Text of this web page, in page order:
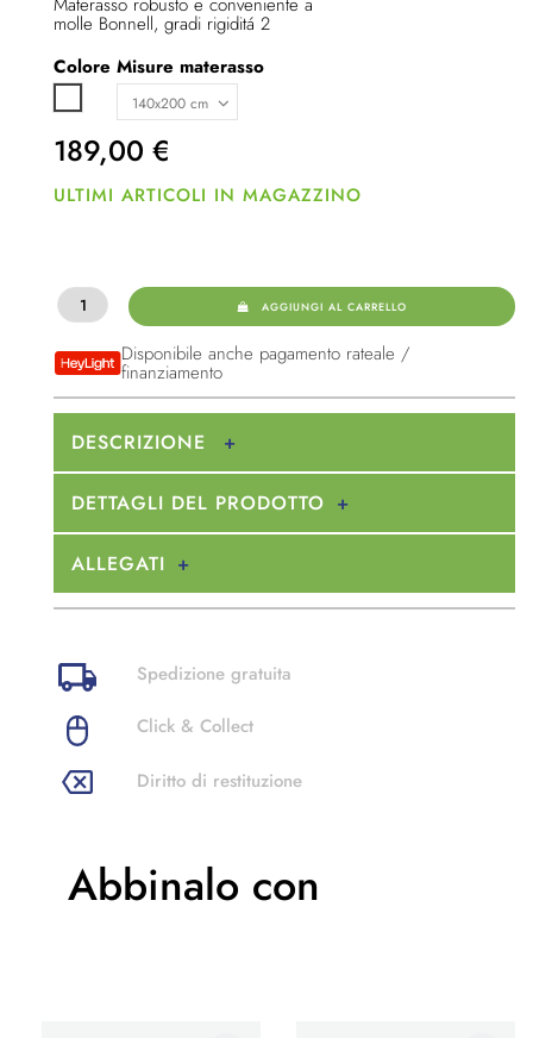
molle Bonnell, gradi rigiditá 2
Colore Misure materasso
189,00 €
ULTIMI ARTICOLI IN MAGAZZINO
AGGIUNGI AL CARRELLO
Disponibile anche pagamento rateale /
finanziamento
DESCRIZIONE
DETTAGLI DEL PRODOTTO
ALLEGATI
Spedizione gratuita
Click & Collect
Diritto di restituzione
Abbinalo con